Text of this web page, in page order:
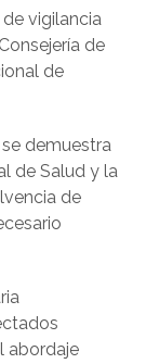
vigilancia
de
de
demuestra
de Salud y la
de
abordaje